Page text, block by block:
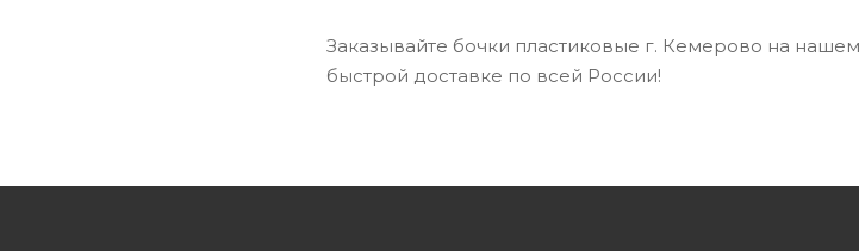
Заказывайте бочки пластиковые г. Кемерово на
быстрой доставке по всей России!